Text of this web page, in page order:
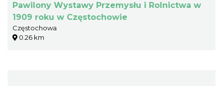
Pawilony Wystawy Przemysłu i Rolnictwa w
1909 roku w Częstochowie
Częstochowa
0.26 km